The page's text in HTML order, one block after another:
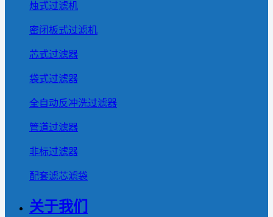
烛式过滤机
密闭板式过滤机
芯式过滤器
袋式过滤器
全自动反冲洗过滤器
管道过滤器
非标过滤器
配套滤芯滤袋
关于我们